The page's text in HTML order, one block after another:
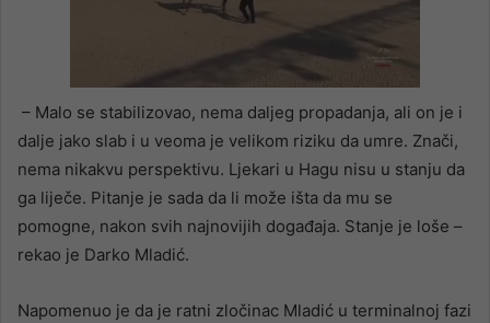
– Malo se stabilizovao, nema daljeg propadanja, ali on je i
dalje jako slab i u veoma je velikom riziku da umre. Znači,
nema nikakvu perspektivu. Ljekari u Hagu nisu u stanju da
ga liječe. Pitanje je sada da li može išta da mu se
pomogne, nakon svih najnovijih događaja. Stanje je loše –
rekao je Darko Mladić.
Napomenuo je da je ratni zločinac Mladić u terminalnoj fazi